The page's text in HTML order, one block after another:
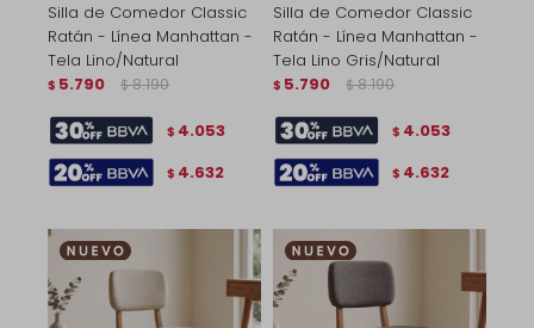
Silla de Comedor Classic
Ratán - Línea Manhattan -
Tela Lino/Natural
$ 5.790 $ 8.190
$ 4.053
$ 4.632
Silla de Comedor Classic
Ratán - Línea Manhattan -
Tela Lino Gris/Natural
$ 5.790 $ 8.190
$ 4.053
$ 4.632